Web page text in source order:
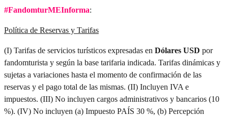
#FandomturMEInforma:
Política de Reservas y Tarifas
(I) Tarifas de servicios turísticos expresadas en Dólares USD por
fandomturista y según la base tarifaria indicada. Tarifas dinámicas y
sujetas a variaciones hasta el momento de confirmación de las
reservas y el pago total de las mismas. (II) Incluyen IVA e
impuestos. (III) No incluyen cargos administrativos y bancarios (10
%). (IV) No incluyen (a) Impuesto PAÍS 30 %, (b) Percepción